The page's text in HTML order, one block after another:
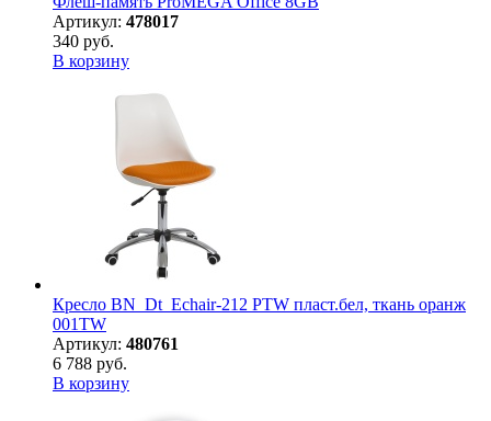
Артикул: 478017
340 руб.
В корзину
Кресло BN_Dt_Echair-212 PTW пласт.бел, ткань оранж
001TW
Артикул: 480761
6 788 руб.
В корзину